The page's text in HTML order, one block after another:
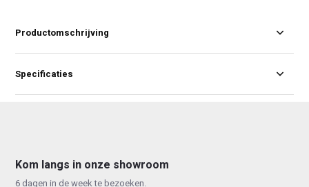
Productomschrijving
Specificaties
Kom langs in onze showroom
6 dagen in de week te bezoeken.